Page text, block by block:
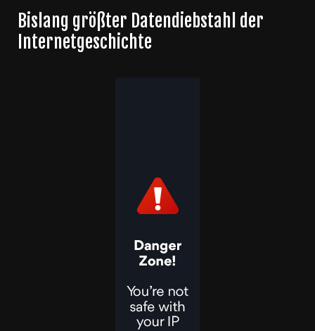
Bislang größter Datendiebstahl der
Internetgeschichte